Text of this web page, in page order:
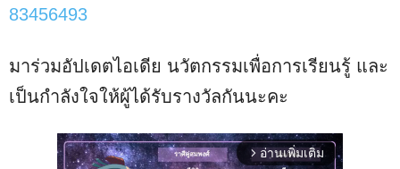
83456493
มาร่วมอัปเดตไอเดีย นวัตกรรมเพื่อการเรียนรู้ และ
เป็นกำลังใจให้ผู้ได้รับรางวัลกันนะคะ
arrow_forward_ios อ่านเพิ่มเติม